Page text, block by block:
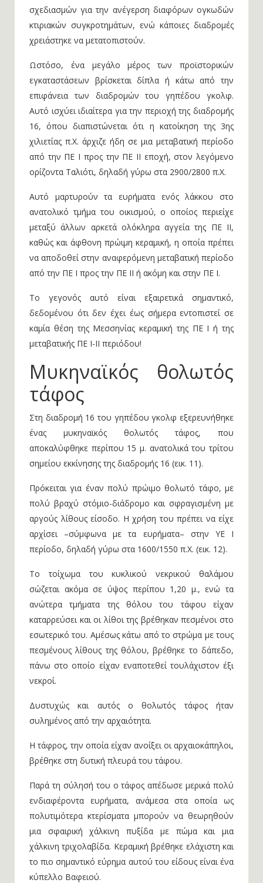
σχεδιασμών για την ανέγερση διαφόρων ογκωδών
κτιριακών συγκροτημάτων, ενώ κάποιες διαδρομές
χρειάστηκε να μετατοπιστούν.
Ωστόσο, ένα μεγάλο μέρος των προϊστορικών
εγκαταστάσεων βρίσκεται δίπλα ή κάτω από την
επιφάνεια των διαδρομών του γηπέδου γκολφ.
Αυτό ισχύει ιδιαίτερα για την περιοχή της διαδρομής
16, όπου διαπιστώνεται ότι η κατοίκηση της 3ης
χιλιετίας π.Χ. άρχιζε ήδη σε μια μεταβατική περίοδο
από την ΠΕ Ι προς την ΠΕ ΙΙ εποχή, στον λεγόμενο
ορίζοντα Ταλιότι, δηλαδή γύρω στα 2900/2800 π.Χ.
Αυτό μαρτυρούν τα ευρήματα ενός λάκκου στο
ανατολικό τμήμα του οικισμού, ο οποίος περιείχε
μεταξύ άλλων αρκετά ολόκληρα αγγεία της ΠΕ ΙΙ,
καθώς και άφθονη πρώιμη κεραμική, η οποία πρέπει
να αποδοθεί στην αναφερόμενη μεταβατική περίοδο
από την ΠΕ Ι προς την ΠΕ ΙΙ ή ακόμη και στην ΠΕ Ι.
Το γεγονός αυτό είναι εξαιρετικά σημαντικό,
δεδομένου ότι δεν έχει έως σήμερα εντοπιστεί σε
καμία θέση της Μεσσηνίας κεραμική της ΠΕ Ι ή της
μεταβατικής ΠΕ Ι-ΙΙ περιόδου!
Μυκηναϊκός θολωτός
τάφος
Στη διαδρομή 16 του γηπέδου γκολφ εξερευνήθηκε
ένας μυκηναϊκός θολωτός τάφος, που
αποκαλύφθηκε περίπου 15 μ. ανατολικά του τρίτου
σημείου εκκίνησης της διαδρομής 16 (εικ. 11).
Πρόκειται για έναν πολύ πρώιμο θολωτό τάφο, με
πολύ βραχύ στόμιο-διάδρομο και σφραγισμένη με
αργούς λίθους είσοδο. Η χρήση του πρέπει να είχε
αρχίσει –σύμφωνα με τα ευρήματα– στην ΥΕ Ι
περίοδο, δηλαδή γύρω στα 1600/1550 π.Χ. (εικ. 12).
Το τοίχωμα του κυκλικού νεκρικού θαλάμου
σώζεται ακόμα σε ύψος περίπου 1,20 μ., ενώ τα
ανώτερα τμήματα της θόλου του τάφου είχαν
καταρρεύσει και οι λίθοι της βρέθηκαν πεσμένοι στο
εσωτερικό του. Αμέσως κάτω από το στρώμα με τους
πεσμένους λίθους της θόλου, βρέθηκε το δάπεδο,
πάνω στο οποίο είχαν εναποτεθεί τουλάχιστον έξι
νεκροί.
Δυστυχώς και αυτός ο θολωτός τάφος ήταν
συλημένος από την αρχαιότητα.
Η τάφρος, την οποία είχαν ανοίξει οι αρχαιοκάπηλοι,
βρέθηκε στη δυτική πλευρά του τάφου.
Παρά τη σύλησή του ο τάφος απέδωσε μερικά πολύ
ενδιαφέροντα ευρήματα, ανάμεσα στα οποία ως
πολυτιμότερα κτερίσματα μπορούν να θεωρηθούν
μια σφαιρική χάλκινη πυξίδα με πώμα και μια
χάλκινη τριχολαβίδα. Κεραμική βρέθηκε ελάχιστη και
το πιο σημαντικό εύρημα αυτού του είδους είναι ένα
κύπελλο Βαφειού.